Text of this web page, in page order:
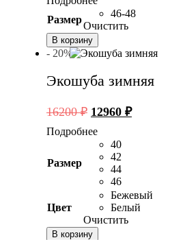
составляла
30900 ₽.
24720 ₽.
Размер
46-48
Очистить
В корзину
- 20%
Экошуба зимняя
16200₽ Первоначальная
составляла
16200 ₽.
12960 ₽Текущая
Подробнее
Размер
40
42
44
46
Цвет
Бежевый
Белый
Очистить
В корзину